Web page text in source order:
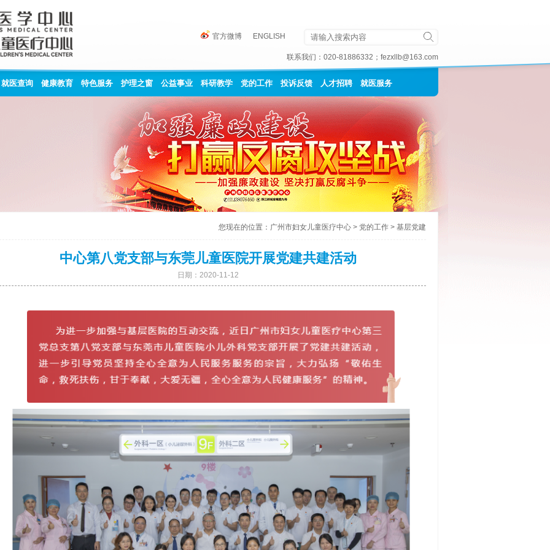
官方微博 ENGLISH
联系我们： 020-81886332 ； fezxllb@163.com
就医查询 健康教育 特色服务 护理之窗 公益事业 科研教学 党的工作 投诉反馈 人才招聘 就医服务
您现在的位置： 广州市妇女儿童医疗中心 > 党的工作 > 基层党建
中心第八党支部与东莞儿童医院开展党建共建活动
日期： 2020-11-12